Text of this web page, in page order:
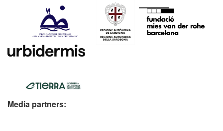
Media partners: